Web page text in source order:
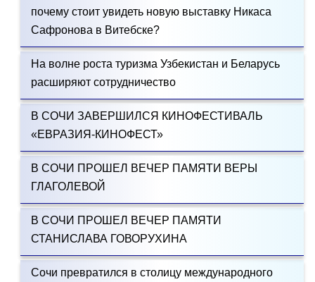
почему стоит увидеть новую выставку Никаса
Сафронова в Витебске?
На волне роста туризма Узбекистан и Беларусь
расширяют сотрудничество
В СОЧИ ЗАВЕРШИЛСЯ КИНОФЕСТИВАЛЬ
«ЕВРАЗИЯ-КИНОФЕСТ»
В СОЧИ ПРОШЕЛ ВЕЧЕР ПАМЯТИ ВЕРЫ
ГЛАГОЛЕВОЙ
В СОЧИ ПРОШЕЛ ВЕЧЕР ПАМЯТИ
СТАНИСЛАВА ГОВОРУХИНА
Сочи превратился в столицу международного